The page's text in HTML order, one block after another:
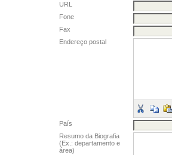
URL
Fone
Fax
Endereço postal
País
Resumo da Biografia
(Ex.: departamento e
área)